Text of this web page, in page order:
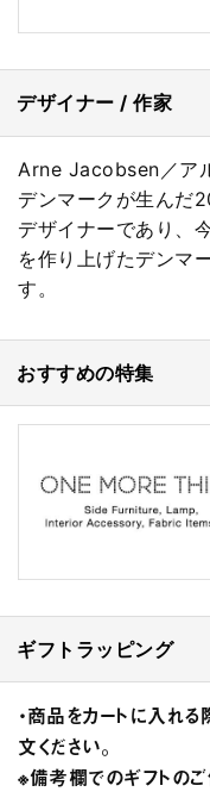
デザイナー / 作家
Arne Jacobsen／ア
デンマークが生んだ
デザイナーであり、
を作り上げたデンマ
す。
おすすめの特集
ギフトラッピング
・商品をカートに入れる
文ください。
※備考欄でのギフトの